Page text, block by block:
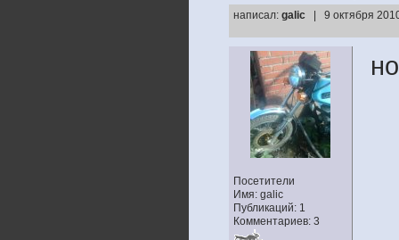
написал: galic | 9 октября
Посетители
Имя: galic
Публикаций: 1
Комментариев: 3